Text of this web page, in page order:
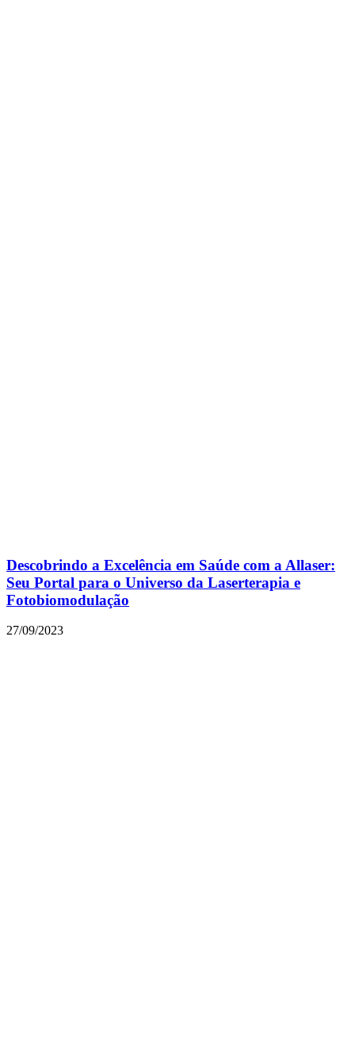
Descobrindo a Excelência em Saúde com a Allaser:
Seu Portal para o Universo da Laserterapia e
Fotobiomodulação
27/09/2023